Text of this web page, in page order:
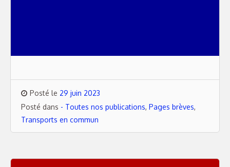
Posté le 29 juin 2023
Posté dans - Toutes nos publications, Pages brèves,
Transports en commun